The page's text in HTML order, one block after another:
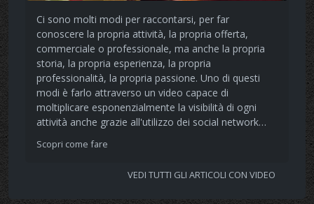
Ci sono molti modi per raccontarsi, per far
conoscere la propria attività, la propria offerta,
commerciale o professionale, ma anche la propria
storia, la propria esperienza, la propria
professionalità, la propria passione. Uno di questi
modi è farlo attraverso un video capace di
moltiplicare esponenzialmente la visibilità di ogni
attività anche grazie all'utilizzo dei social network…
Scopri come fare
VEDI TUTTI GLI ARTICOLI CON VIDEO